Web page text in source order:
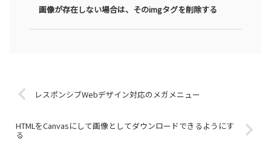
画像が存在しない場合は、そのimgタグを削除する
レスポンシブWebデザイン対応のメガメニュー
HTMLをCanvasにして画像としてダウンロードできるようにす
る